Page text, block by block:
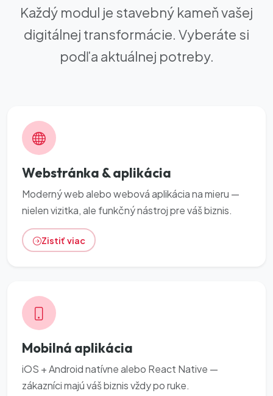
Každý modul je stavebný kameň vašej
digitálnej transformácie. Vyberáte si
podľa aktuálnej potreby.
Webstránka & aplikácia
Moderný web alebo webová aplikácia na mieru —
nielen vizitka, ale funkčný nástroj pre váš biznis.
Zistiť viac
Mobilná aplikácia
iOS + Android natívne alebo React Native —
zákazníci majú váš biznis vždy po ruke.